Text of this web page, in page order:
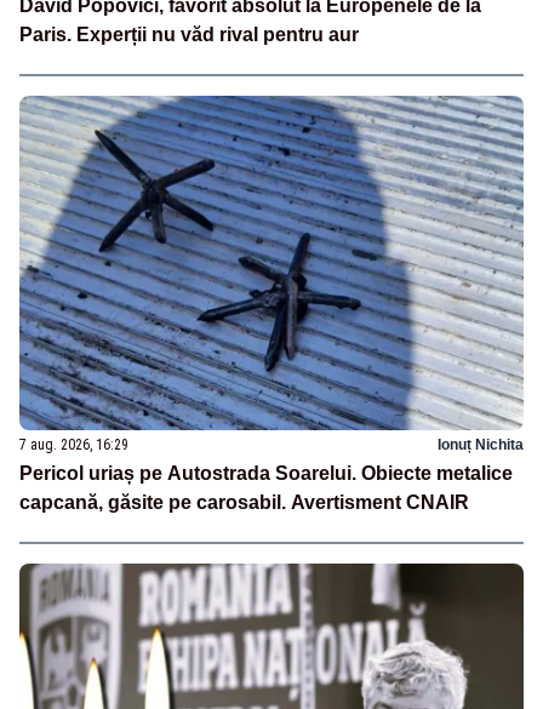
David Popovici, favorit absolut la Europenele de la
Paris. Experții nu văd rival pentru aur
7 aug. 2026, 16:29 Ionuț Nichita
Pericol uriaș pe Autostrada Soarelui. Obiecte metalice
capcană, găsite pe carosabil. Avertisment CNAIR